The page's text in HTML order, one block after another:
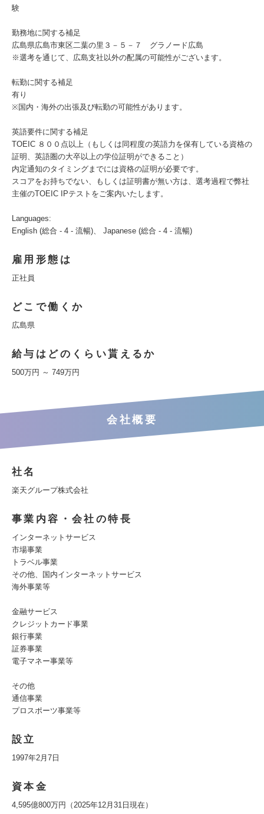
験
勤務地に関する補足
広島県広島市東区二葉の里３－５－７ グラノード広島
※選考を通じて、広島支社以外の配属の可能性がございます。
転勤に関する補足
有り
※国内・海外の出張及び転勤の可能性があります。
英語要件に関する補足
TOEIC ８００点以上（もしくは同程度の英語力を保有している資格の
証明、英語圏の大卒以上の学位証明ができること）
内定通知のタイミングまでには資格の証明が必要です。
スコアをお持ちでない、もしくは証明書が無い方は、選考過程で弊社
主催のTOEIC IPテストをご案内いたします。
Languages:
English (総合 - 4 - 流暢)、 Japanese (総合 - 4 - 流暢)
雇用形態は
正社員
どこで働くか
広島県
給与はどのくらい貰えるか
500万円 ～ 749万円
会社概要
社名
楽天グループ株式会社
事業内容・会社の特長
インターネットサービス
市場事業
トラベル事業
その他、国内インターネットサービス
海外事業等
金融サービス
クレジットカード事業
銀行事業
証券事業
電子マネー事業等
その他
通信事業
プロスポーツ事業等
設立
1997年2月7日
資本金
4,595億800万円（2025年12月31日現在）